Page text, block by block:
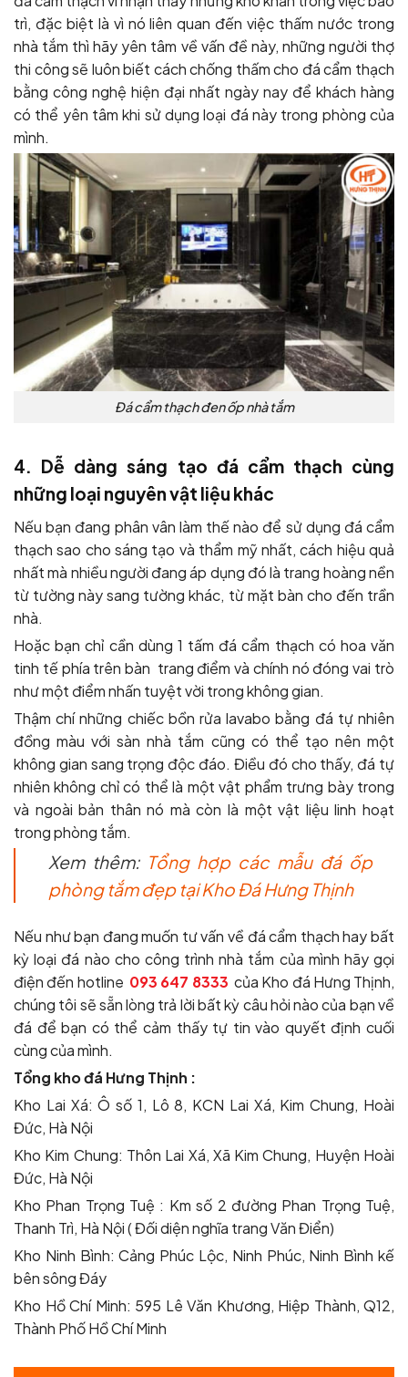
trì, đặc biệt là vì nó liên quan đến việc thấm nước trong
nhà tắm thì hãy yên tâm về vấn đề này, những người thợ
thi công sẽ luôn biết cách chống thấm cho đá cẩm thạch
bằng công nghệ hiện đại nhất ngày nay để khách hàng
có thể yên tâm khi sử dụng loại đá này trong phòng của
mình.
Đá cẩm thạch đen ốp nhà tắm
4. Dễ dàng sáng tạo đá cẩm thạch cùng
những loại nguyên vật liệu khác
Nếu bạn đang phân vân làm thế nào để sử dụng đá cẩm
thạch sao cho sáng tạo và thẩm mỹ nhất, cách hiệu quả
nhất mà nhiều người đang áp dụng đó là trang hoàng nền
từ tường này sang tường khác, từ mặt bàn cho đến trần
nhà.
Hoặc bạn chỉ cần dùng 1 tấm đá cẩm thạch có hoa văn
tinh tế phía trên bàn trang điểm và chính nó đóng vai trò
như một điểm nhấn tuyệt vời trong không gian.
Thậm chí những chiếc bồn rửa lavabo bằng đá tự nhiên
đồng màu với sàn nhà tắm cũng có thể tạo nên một
không gian sang trọng độc đáo. Điều đó cho thấy, đá tự
nhiên không chỉ có thể là một vật phẩm trưng bày trong
và ngoài bản thân nó mà còn là một vật liệu linh hoạt
trong phòng tắm.
Xem thêm: Tổng hợp các mẫu đá ốp
phòng tắm đẹp tại Kho Đá Hưng Thịnh
Nếu như bạn đang muốn tư vấn về đá cẩm thạch hay bất
kỳ loại đá nào cho công trình nhà tắm của mình hãy gọi
điện đến hotline 093 647 8333 của Kho đá Hưng Thịnh,
chúng tôi sẽ sẵn lòng trả lời bất kỳ câu hỏi nào của bạn về
đá để bạn có thể cảm thấy tự tin vào quyết định cuối
cùng của mình.
Tổng kho đá Hưng Thịnh :
Kho Lai Xá: Ô số 1, Lô 8, KCN Lai Xá, Kim Chung, Hoài
Đức, Hà Nội
Kho Kim Chung: Thôn Lai Xá, Xã Kim Chung, Huyện Hoài
Đức, Hà Nội
Kho Phan Trọng Tuệ : Km số 2 đường Phan Trọng Tuệ,
Thanh Trì, Hà Nội ( Đối diện nghĩa trang Văn Điển)
Kho Ninh Bình: Cảng Phúc Lộc, Ninh Phúc, Ninh Bình kế
bên sông Đáy
Kho Hồ Chí Minh: 595 Lê Văn Khương, Hiệp Thành, Q12,
Thành Phố Hồ Chí Minh